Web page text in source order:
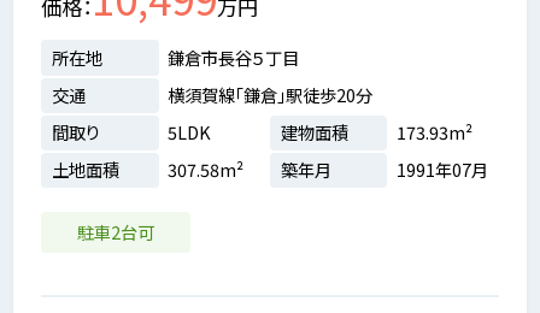
価格
万円
所在地
鎌倉市長谷５丁目
交通
横須賀線「鎌倉」駅徒歩20分
間取り
5LDK 建物面積
173.93m²
土地面積
307.58m² 築年月 1991年07月
駐車2台可